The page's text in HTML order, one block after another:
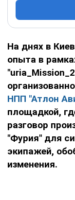
На днях в
опыта в
НПП "Атлон
площадкой,
разговор
"Фурия" для
экипажей,
изменения.